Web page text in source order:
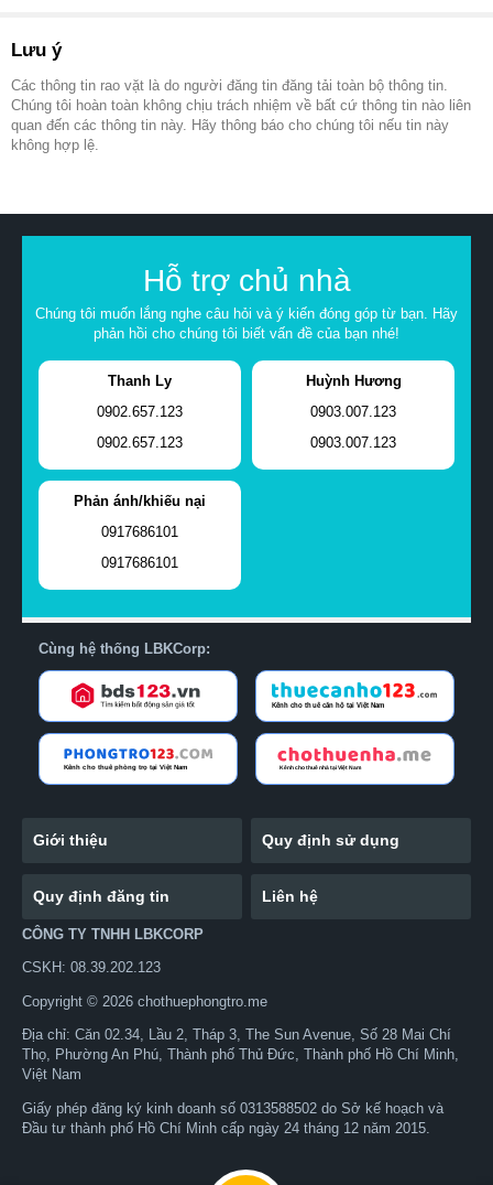
Lưu ý
Các thông tin rao vặt là do người đăng tin đăng tải toàn bộ thông tin.
Chúng tôi hoàn toàn không chịu trách nhiệm về bất cứ thông tin nào liên
quan đến các thông tin này. Hãy thông báo cho chúng tôi nếu tin này
không hợp lệ.
Hỗ trợ chủ nhà
Chúng tôi muốn lắng nghe câu hỏi và ý kiến đóng góp từ bạn. Hãy
phản hồi cho chúng tôi biết vấn đề của bạn nhé!
Thanh Ly
0902.657.123
0902.657.123
Huỳnh Hương
0903.007.123
0903.007.123
Phản ánh/khiếu nại
0917686101
0917686101
Cùng hệ thống LBKCorp:
Giới thiệu Quy định sử dụng
Quy định đăng tin Liên hệ
CÔNG TY TNHH LBKCORP
CSKH: 08.39.202.123
Copyright © 2026 chothuephongtro.me
Địa chỉ: Căn 02.34, Lầu 2, Tháp 3, The Sun Avenue, Số 28 Mai Chí
Thọ, Phường An Phú, Thành phố Thủ Đức, Thành phố Hồ Chí Minh,
Việt Nam
Giấy phép đăng ký kinh doanh số 0313588502 do Sở kế hoạch và
Đầu tư thành phố Hồ Chí Minh cấp ngày 24 tháng 12 năm 2015.